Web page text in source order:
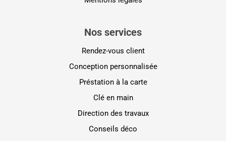
Nos services
Rendez-vous client
Conception personnalisée
Préstation à la carte
Clé en main
Direction des travaux
Conseils déco